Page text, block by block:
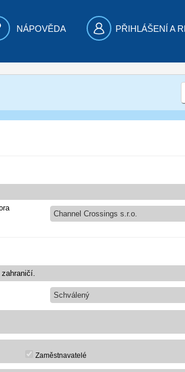
NÁPOVĚDA PŘIHLÁŠENÍ A
Channel Crossings s.r.o.
Schválený
Zaměstnavatelé